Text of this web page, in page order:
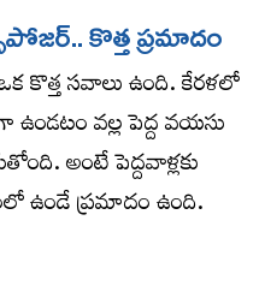
కొత్త ప్రమాదం
సవాలు ఉంది. కేరళలో
వల్ల పెద్ద వయసు
అంటే పెద్దవాళ్లకు
ఉండే ప్రమాదం ఉంది.